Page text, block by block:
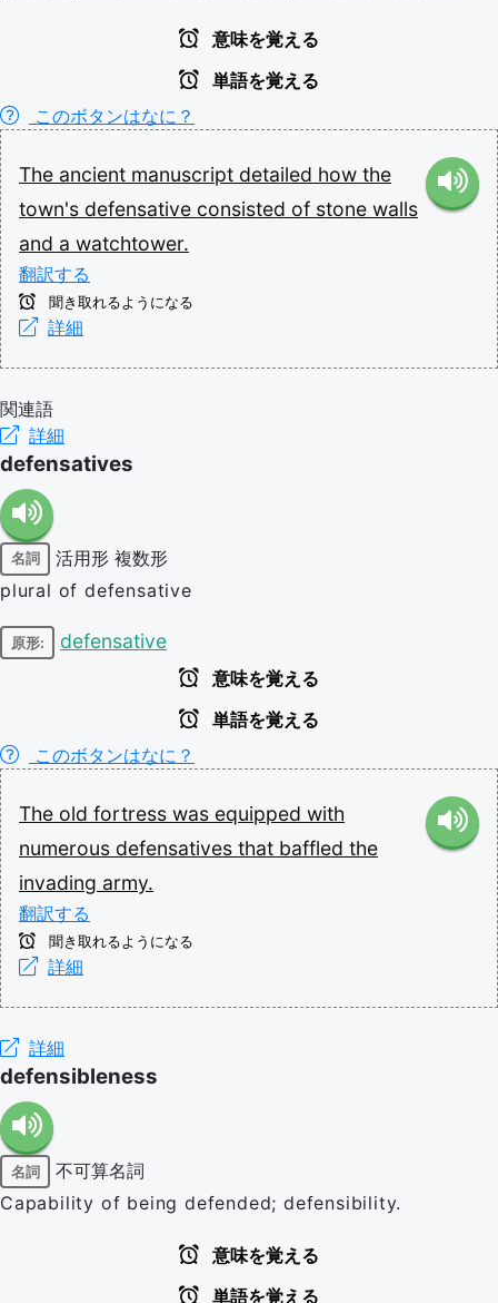
意味を覚える
単語を覚える
このボタンはなに？
The ancient manuscript detailed how the
town's defensative consisted of stone walls
and a watchtower.
翻訳する
聞き取れるようになる
詳細
関連語
詳細
defensatives
名詞 活用形 複数形
plural of defensative
原形: defensative
意味を覚える
単語を覚える
このボタンはなに？
The old fortress was equipped with
numerous defensatives that baffled the
invading army.
翻訳する
聞き取れるようになる
詳細
詳細
defensibleness
名詞
不可算名詞
Capability of being defended; defensibility.
意味を覚える
単語を覚える